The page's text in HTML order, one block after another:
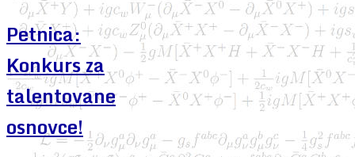
Petnica:
Konkurs za
talentovane
osnovce!